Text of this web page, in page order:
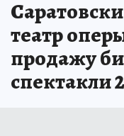
НОВОСТИ ОБЩЕСТВО 30
театр